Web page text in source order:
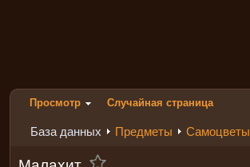
Просмотр Случайная страница
База данных Предметы Самоцветы